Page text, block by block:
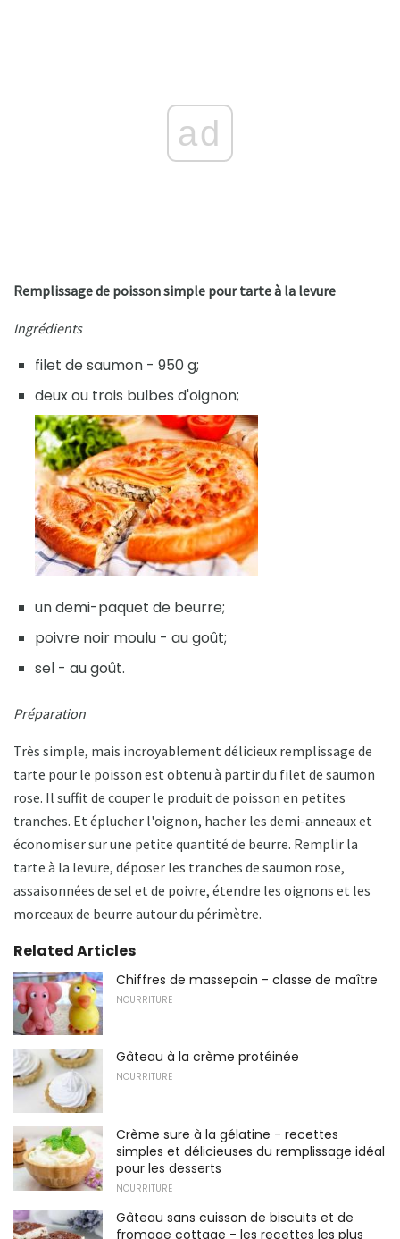
ad
Remplissage de poisson simple pour tarte à la levure
Ingrédients
filet de saumon - 950 g;
deux ou trois bulbes d'oignon;
un demi-paquet de beurre;
poivre noir moulu - au goût;
sel - au goût.
Préparation
Très simple, mais incroyablement délicieux remplissage de
tarte pour le poisson est obtenu à partir du filet de saumon
rose. Il suffit de couper le produit de poisson en petites
tranches. Et éplucher l'oignon, hacher les demi-anneaux et
économiser sur une petite quantité de beurre. Remplir la
tarte à la levure, déposer les tranches de saumon rose,
assaisonnées de sel et de poivre, étendre les oignons et les
morceaux de beurre autour du périmètre.
Related Articles
Chiffres de massepain - classe de maître
NOURRITURE
Gâteau à la crème protéinée
NOURRITURE
Crème sure à la gélatine - recettes
simples et délicieuses du remplissage idéal
pour les desserts
NOURRITURE
Gâteau sans cuisson de biscuits et de
fromage cottage - les recettes les plus